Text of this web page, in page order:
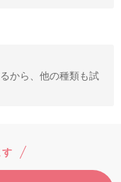
から、他の種類も試